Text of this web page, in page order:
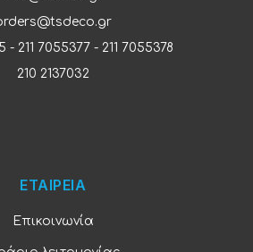
- 211 7055377- 211 7055378
210 2137032
ΕΤΑΙΡΕΙΑ
Επικοινωνία